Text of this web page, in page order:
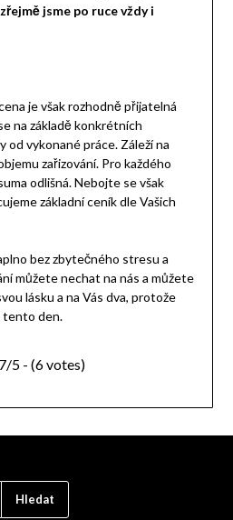
jsme po ruce vždy i
je však rozhodně přijatelná
na základě konkrétních
od vykonané práce. Záleží na
zařizování. Pro každého
odlišná. Nebojte se však
základní ceník dle Vašich
bez zbytečného stresu a
můžete nechat na nás a můžete
lásku a na Vás dva, protože
tento den.
5 - (6 votes)